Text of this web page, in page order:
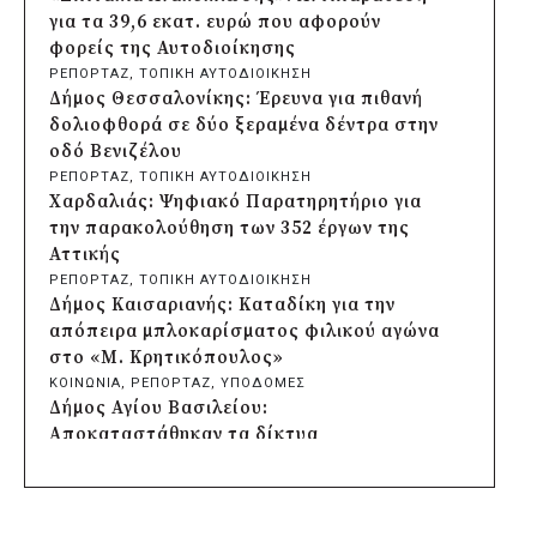
Αττικής
πριν από 17 ώρες
Δήμος Ηρακλείου Αττικής: Συμβάσεις
645.000 ευρώ για τη φροντίδα των
αδέσποτων ζώων
πριν από 2 μέρες
Περιφέρεια Θεσσαλίας: Νέος
ιατροτεχνολογικός εξοπλισμός και
αναβάθμιση του ΚΕΦΙΑΠ Καρδίτσας
πριν από 2 μέρες
Δήμος Αθηναίων: 651 δημότες συμμετείχαν
στις δράσεις διατροφικής υποστήριξης
πριν από 2 μέρες
Συνεργασία Περιφέρειας Κρήτης με
Πανεπιστήμιο Κρήτης και ΙΤΕ για
φοιτητικές εστίες και υποδομές
πριν από 2 μέρες
για τα 39,6 εκατ. ευρώ που αφορούν
φορείς της Αυτοδιοίκησης
ΡΕΠΟΡΤΑΖ, ΤΟΠΙΚΗ ΑΥΤΟΔΙΟΙΚΗΣΗ
Δήμος Θεσσαλονίκης: Έρευνα για πιθανή
δολιοφθορά σε δύο ξεραμένα δέντρα στην
οδό Βενιζέλου
ΡΕΠΟΡΤΑΖ, ΤΟΠΙΚΗ ΑΥΤΟΔΙΟΙΚΗΣΗ
Χαρδαλιάς: Ψηφιακό Παρατηρητήριο για
την παρακολούθηση των 352 έργων της
Αττικής
ΡΕΠΟΡΤΑΖ, ΤΟΠΙΚΗ ΑΥΤΟΔΙΟΙΚΗΣΗ
Δήμος Καισαριανής: Καταδίκη για την
απόπειρα μπλοκαρίσματος φιλικού αγώνα
στο «Μ. Κρητικόπουλος»
ΚΟΙΝΩΝΙΑ, ΡΕΠΟΡΤΑΖ, ΥΠΟΔΟΜΕΣ
Δήμος Αγίου Βασιλείου:
Αποκαταστάθηκαν τα δίκτυα
στις πυρόπληκτες περιοχές